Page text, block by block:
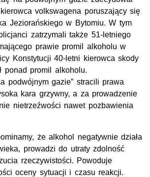
volkswagena poruszający się
Jeziorańskiego w Bytomiu. W tym
zatrzymali także 51-letniego
prawie promil alkoholu w
Konstytucji 40-letni kierowca skody
ponad promil alkoholu.
podwójnym gazie” stracili prawa
kara grzywny, a za prowadzenie
nietrzeźwości nawet pozbawienia
że alkohol negatywnie działa
prowadzi do utraty zdolność
rzeczywistości. Powoduje
oceny sytuacji i czasu reakcji.